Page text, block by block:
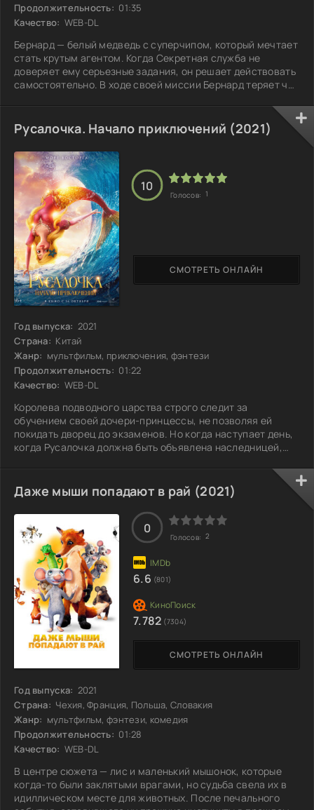
Продолжительность: 01:35
Качество: WEB-DL
Бернард — белый медведь с суперчипом, который мечтает
стать крутым агентом. Когда Секретная служба не
доверяет ему серьезные задания, он решает действовать
самостоятельно. В ходе своей миссии Бернард теряет чип
встречает любознательную нерпу, и их дружба открывает
двери к новому увлекательному пути. Однако всё идет не
так, как он планировал: Бернард и нерпа оказываются в
бегах от Секретной службы и сталкиваются с хитрыми
злодеями, завладевшими его
Русалочка. Начало приключений (2021)
Год выпуска: 2021
Страна: Китай
Жанр: мультфильм, приключения, фэнтези
Продолжительность: 01:22
Качество: WEB-DL
Королева подводного царства строго следит за
обучением своей дочери-принцессы, не позволяя ей
покидать дворец до экзаменов. Но когда наступает день,
когда Русалочка должна быть объявлена наследницей,
царства. В этот судьбоносный момент приезжает тетя
Белла, и принцесса решает воспользоваться её помощью
для побега из замка. Однако вскоре Русалочка осознает,
что доверилась коварной волшебнице,
СМОТРЕТЬ ОНЛАЙН
10
Голосов: 1
Даже мыши попадают в рай (2021)
Год выпуска: 2021
Страна: Чехия, Франция, Польша, Словакия
Жанр: мультфильм, фэнтези, комедия
Продолжительность: 01:28
Качество: WEB-DL
В центре сюжета — лис и маленький мышонок, которые
когда-то были заклятыми врагами, но судьба свела их в
идиллическом месте для животных. После печального
СМОТРЕТЬ ОНЛАЙН
0
Голосов: 2
6.6 (801)
7.782 (7304)